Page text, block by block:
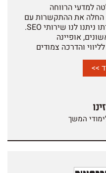
למדעי הרווחה
החלה את ההתקשרות עם
חברת A2Z ב-03-2022 במסגרתו ניתנו לנו שירותי SEO.
אופיינה
והדרכה צמודים
כי הידע והניסיון של
צוות החברה ב-WORDPRESS היווה נדבך קריטי
בהמשך. צוות החברה
החברה מאופיין בשילוב
חשיבה מחוץ לקופסה
אשר מינפו את
החברה שודרג
>>
המשך